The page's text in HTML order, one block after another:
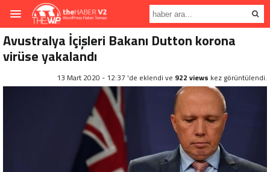
Avustralya İçişleri Bakanı Dutton korona
virüse yakalandı
13 Mart 2020 - 12:37 'de eklendi ve 922 views kez görüntülendi.